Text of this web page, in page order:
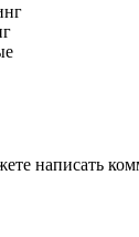
написать